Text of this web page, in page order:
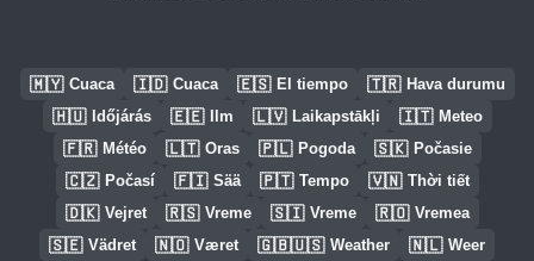
🇲🇾 Cuaca 🇮🇩 Cuaca 🇪🇸 El tiempo 🇹🇷 Hava durumu
🇭🇺 Időjárás 🇪🇪 Ilm 🇱🇻 Laikapstākļi 🇮🇹 Meteo
🇫🇷 Météo 🇱🇹 Oras 🇵🇱 Pogoda 🇸🇰 Počasie
🇨🇿 Počasí 🇫🇮 Sää 🇵🇹 Tempo 🇻🇳 Thời tiết
🇩🇰 Vejret 🇷🇸 Vreme 🇸🇮 Vreme 🇷🇴 Vremea
🇸🇪 Vädret 🇳🇴 Været 🇬🇧🇺🇸 Weather 🇳🇱 Weer